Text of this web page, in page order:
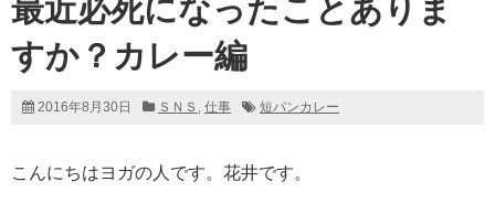
最近必死になったことありま
すか？カレー編
2016年8月30日 ＳＮＳ , 仕事 短パンカレー
こんにちはヨガの人です。花井です。